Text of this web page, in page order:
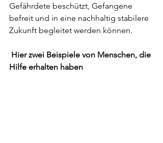
Gefährdete beschützt, Gefangene
befreit und in eine nachhaltig stabilere
Zukunft begleitet werden können.
Hier zwei Beispiele von Menschen, die
Hilfe erhalten haben